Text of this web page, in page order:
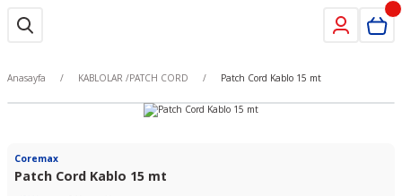
Anasayfa KABLOLAR /PATCH CORD Patch Cord Kablo 15 mt
Coremax
Patch Cord Kablo 15 mt